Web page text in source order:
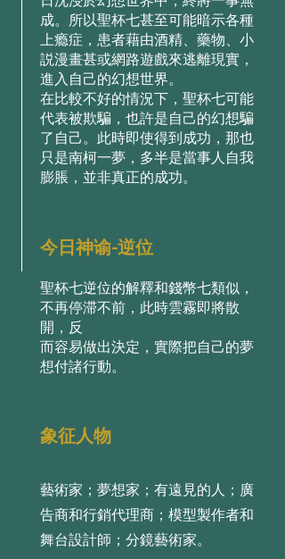
成。所以聖杯七甚⾄可能暗⽰各種
上瘾症，患者藉由酒精、藥物、⼩
説漫畫甚或網路遊戲來逃離現實，
進⼊⾃⼰的幻想世界。
在⽐較不好的情況下，聖杯七可能
代表被欺騙，也許是⾃⼰的幻想騙
了⾃⼰。此時即使得到成功，那也
只是南柯⼀夢，多半是當事⼈⾃我
膨脹，並⾮真正的成功。
今日神谕-逆位
聖杯七逆位的解釋和錢幣七類似，
不再停滞不前，此時雲霧即將散
開，反
⽽容易做出決定，實際把⾃⼰的夢
想付諸⾏動。
象征人物
藝術家；夢想家；有遠見的人；廣
告商和行銷代理商；模型製作者和
舞台設計師；分鏡藝術家。